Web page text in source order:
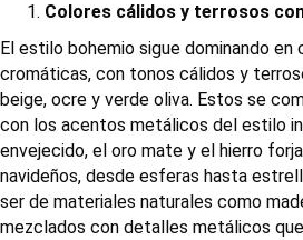
Colores cálidos y terrosos
El estilo bohemio sigue dominando en
cromáticas, con tonos cálidos y
beige, ocre y verde oliva. Estos se
con los acentos metálicos del estilo
envejecido, el oro mate y el hierro
navideños, desde esferas hasta
ser de materiales naturales como
mezclados con detalles metálicos